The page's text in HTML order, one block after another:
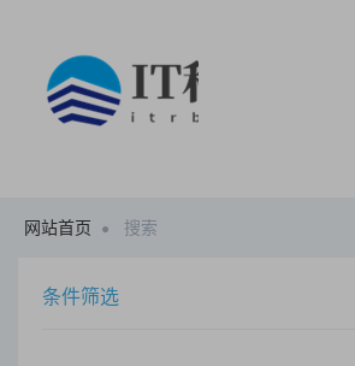
网站首页 搜索
条件筛选